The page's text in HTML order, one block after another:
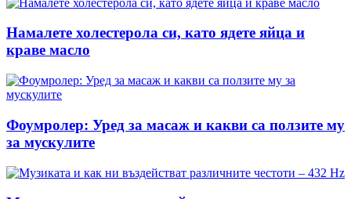
Намалете холестерола си, като ядете яйца и
краве масло
Фоумролер: Уред за масаж и какви са ползите му
за мускулите